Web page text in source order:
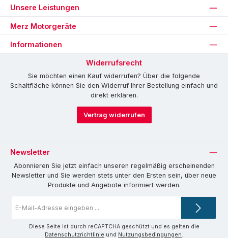
Unsere Leistungen
Merz Motorgeräte
Informationen
Widerrufsrecht
Sie möchten einen Kauf widerrufen? Über die folgende
Schaltfläche können Sie den Widerruf Ihrer Bestellung einfach und
direkt erklären.
Vertrag widerrufen
Newsletter
Abonnieren Sie jetzt einfach unseren regelmäßig erscheinenden
Newsletter und Sie werden stets unter den Ersten sein, über neue
Produkte und Angebote informiert werden.
Mail-
Diese Seite ist durch reCAPTCHA geschützt und es gelten die
Datenschutzrichtlinie und Nutzungsbedingungen.